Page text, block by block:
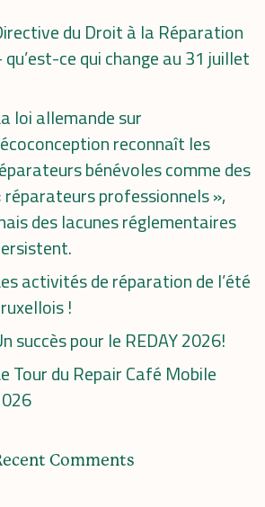
du Droit à la Réparation
qu’est-ce qui change au 31 juillet
loi allemande sur
reconnaît les
bénévoles comme des
réparateurs professionnels »,
des lacunes réglementaires
activités de réparation de l’été
!
succès pour le REDAY 2026!
Tour du Repair Café Mobile
Comments